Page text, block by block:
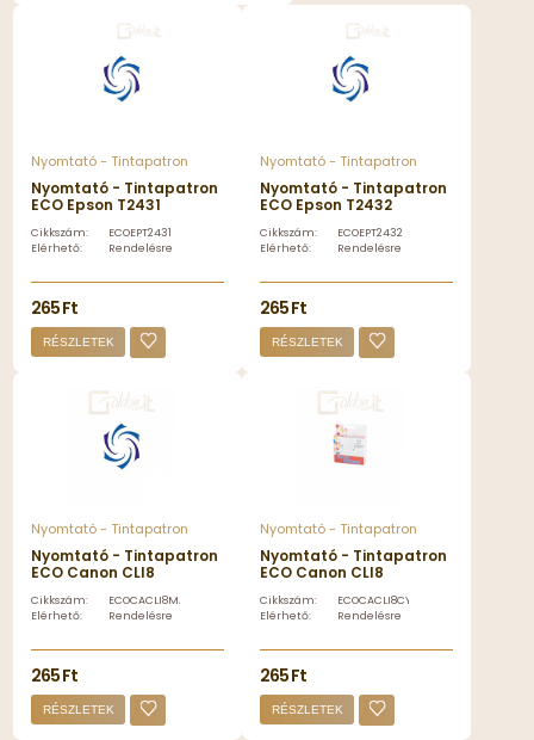
Nyomtató - Tintapatron
Nyomtató - Tintapatron
ECO Epson T2431
ECOEPT2431
Cikkszám:
ECOEPT2431
Elérhető:
Rendelésre
265 Ft
RÉSZLETEK
Nyomtató - Tintapatron
Nyomtató - Tintapatron
ECO Epson T2432
ECOEPT2432
Cikkszám:
ECOEPT2432
Elérhető:
Rendelésre
265 Ft
RÉSZLETEK
Nyomtató - Tintapatron
Nyomtató - Tintapatron
ECO Canon CLI8
ECO - ECOCACLI8MA
Cikkszám:
ECOCACLI8MA
Elérhető:
Rendelésre
265 Ft
RÉSZLETEK
Nyomtató - Tintapatron
Nyomtató - Tintapatron
ECO Canon CLI8
ECOCACLI8CY
Cikkszám:
ECOCACLI8CY
Elérhető:
Rendelésre
265 Ft
RÉSZLETEK